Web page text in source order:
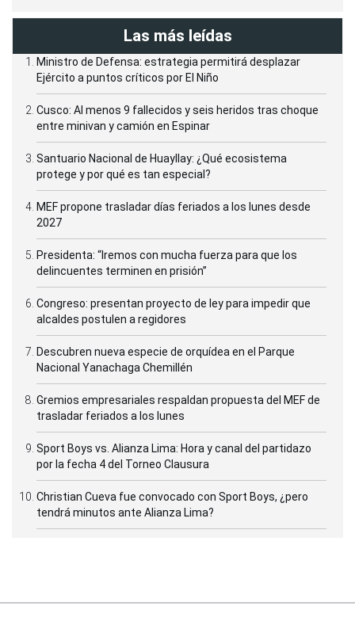
Las más leídas
Ministro de Defensa: estrategia permitirá desplazar
Ejército a puntos críticos por El Niño
Cusco: Al menos 9 fallecidos y seis heridos tras choque
entre minivan y camión en Espinar
Santuario Nacional de Huayllay: ¿Qué ecosistema
protege y por qué es tan especial?
MEF propone trasladar días feriados a los lunes desde
2027
Presidenta: “Iremos con mucha fuerza para que los
delincuentes terminen en prisión”
Congreso: presentan proyecto de ley para impedir que
alcaldes postulen a regidores
Descubren nueva especie de orquídea en el Parque
Nacional Yanachaga Chemillén
Gremios empresariales respaldan propuesta del MEF de
trasladar feriados a los lunes
Sport Boys vs. Alianza Lima: Hora y canal del partidazo
por la fecha 4 del Torneo Clausura
Christian Cueva fue convocado con Sport Boys, ¿pero
tendrá minutos ante Alianza Lima?